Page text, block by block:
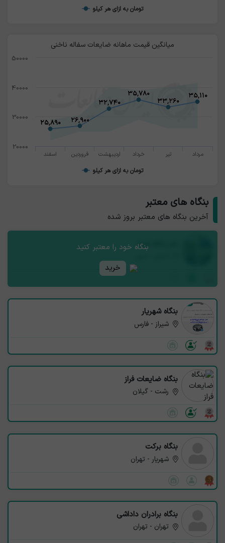
تومان به ازای هر کیلو
میانگین قیمت ماهانه ضایعات سفاله ناخنی
۲۵,۸۹۰
۲۵,۸۹۰ ۲۶,۹۰۰
۲۶,۹۰۰
۳۲,۷۴۰
۳۲,۷۴۰
۳۵,۷۸۰
۳۵,۷۸۰
۳۳,۲۶۰
۳۳,۲۶۰
۳۵,۱۱۰
۳۵,۱۱۰
تومان به ازای هر کیلو
اسفند فروردین اردیبهشت خرداد تیر مرداد
20000
30000
40000
50000
بنگاه های معتبر
آخرین بنگاه های معتبر بروز شده
بنگاه خود را معتبر کنید
خرید
نام بنگاه شما
بنگاه شهریار
شیراز - فارس
بنگاه ضایعات فراز
رشت - گیلان
بنگاه برکت
شهریار - تهران
بنگاه برادران داداشی
تهران - تهران